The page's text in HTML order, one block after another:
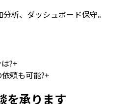
析、ダッシュボード保守。
?+
頼も可能?+
を承ります